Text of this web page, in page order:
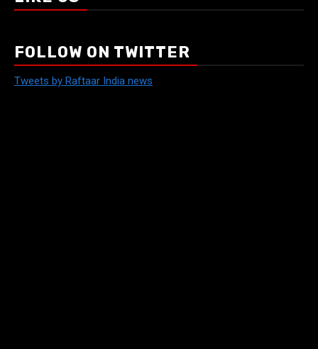
FOLLOW ON TWITTER
Tweets by Raftaar India news